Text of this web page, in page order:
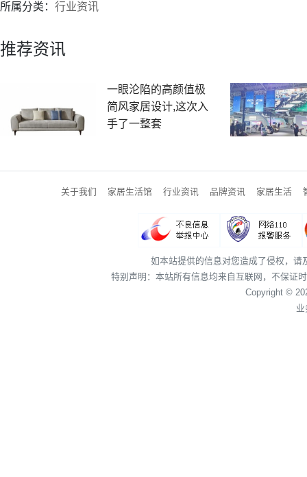
所属分类： 行业资讯
推荐资讯
一眼沦陷的高颜值极
简风家居设计,这次入
手了一整套
关于我们 家居生活馆 行业资讯 品牌资讯 家居生活
如本站提供的信息对您造成了侵权，
特别声明：本站所有信息均来自互联网，不保证
Copyright ©